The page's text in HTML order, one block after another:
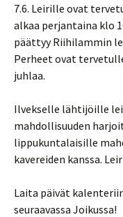
7.6. Leirille ovat
alkaa perjantaina klo
päättyy Riihilammin
Perheet ovat
juhlaa.
Ilvekselle lähtijöille
mahdollisuuden
lippukuntalaisille
kavereiden kanssa.
Laita päivät
seuraavassa Joikussa!